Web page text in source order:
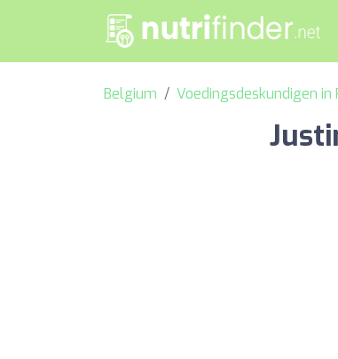
Belgium Voedingsdeskundigen in